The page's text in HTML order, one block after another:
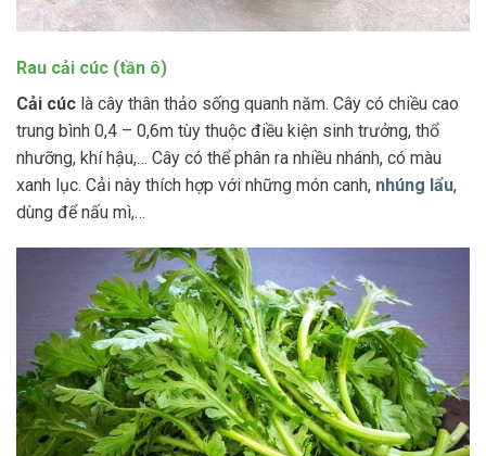
Rau cải cúc (tần ô)
Cải cúc là cây thân thảo sống quanh năm. Cây có chiều cao
trung bình 0,4 – 0,6m tùy thuộc điều kiện sinh trưởng, thổ
nhưỡng, khí hậu,… Cây có thể phân ra nhiều nhánh, có màu
xanh lục. Cải này thích hợp với những món canh, nhúng lẩu,
dùng để nấu mì,…